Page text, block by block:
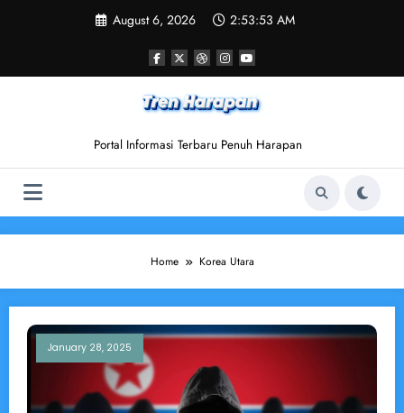
August 6, 2026 2:53:53 AM
Portal Informasi Terbaru Penuh Harapan
Home Korea Utara
January 28, 2025